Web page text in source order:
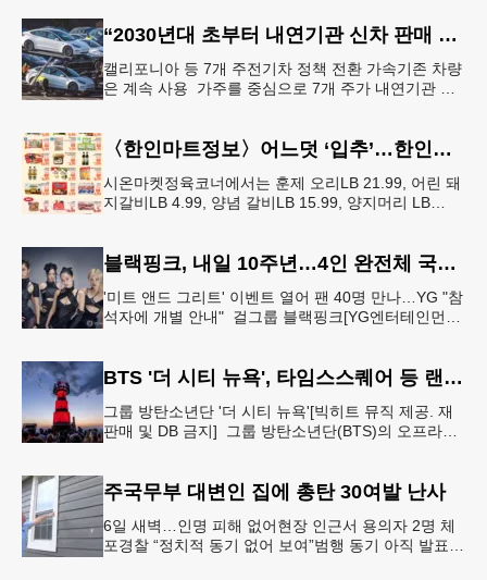
“2030년대 초부터 내연기관 신차 판매 사실상 종료”
캘리포니아 등 7개 주전기차 정책 전환 가속기존 차량
은 계속 사용 가주를 중심으로 7개 주가 내연기관 대
〈한인마트정보〉어느덧 ‘입추’…한인마트 먹거리로 가족 입맛 챙기기
시온마켓정육코너에서는 훈제 오리LB 21.99, 어린 돼
지갈비LB 4.99, 양념 갈비LB 15.99, 양지머리 LB
블랙핑크, 내일 10주년…4인 완전체 국중박서 팬 행사
'미트 앤드 그리트' 이벤트 열어 팬 40명 만나…YG "참
석자에 개별 안내" 걸그룹 블랙핑크[YG엔터테인먼트
BTS '더 시티 뉴욕', 타임스스퀘어 등 랜드마크 빛냈다
그룹 방탄소년단 '더 시티 뉴욕'[빅히트 뮤직 제공. 재
판매 및 DB 금지] 그룹 방탄소년단(BTS)의 오프라인
주국무부 대변인 집에 총탄 30여발 난사
6일 새벽…인명 피해 없어현장 인근서 용의자 2명 체
포경찰 “정치적 동기 없어 보여”범행 동기 아직 발표